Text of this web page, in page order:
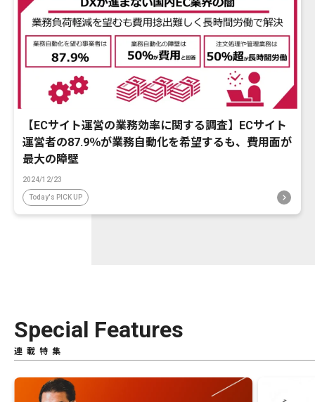
【ECサイト運営の業務効率に関する調査】ECサイト
運営者の87.9％が業務自動化を希望するも、費用面が
最大の障壁
2024/12/23
Today's PICK UP
Special Features
連載特集